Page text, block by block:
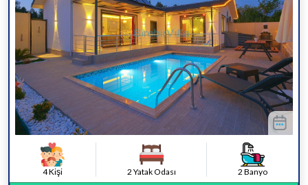
4 Kişi 2 Yatak Odası
2 Banyo